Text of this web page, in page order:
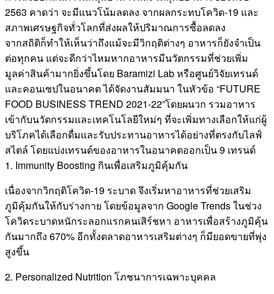
2563 คาดว่า จะมีแนวโน้มลดลง จากผลกระทบโควิด-19 และ
สภาพเศรษฐกิจทั่วโลกที่ส่งผลให้ปริมาณการซื้อลดลง
จากสถิติก็ทำให้เห็นว่าถึงแม้จะมีวิกฤติต่างๆ อาหารก็ยังจำเป็น
ต่อทุกคน แต่จะดีกว่าไหมหากอาหารมีนวัตกรรมที่ช่วยเพิ่ม
มูลค่าสินค้ามากยิ่งขึ้นโดย Baramizi Lab หรือศูนย์วิจัยเทรนด์
และคอนเซปในอนาคต ได้จัดงานสัมมนา ในหัวข้อ “FUTURE
FOOD BUSINESS TREND 2021-22”โดยผนวก รวมอาหาร
เข้ากับนวัตกรรมและเทคโนโลยีใหม่ๆ ที่จะเพิ่มทางเลือกให้แก่ผู้
บริโภคได้เลือกดื่มและรับประทานอาหารได้อย่างที่ตรงกับไลฟ์
สไตล์ โดยแบ่งเทรนด์ของอาหารในอนาคตออกเป็น 9 เทรนด์
1. Immunity Boosting กินเพื่อเสริมภูมิคุ้มกัน
เนื่องจากวิกฤติโควิด-19 ระบาด จึงเริ่มหาอาหารที่ช่วยเสริม
ภูมิคุ้มกันให้กับร่างกาย โดยข้อมูลจาก Google Trends ในช่วง
โควิดระบาดหนักระลอกแรกคนเสิร์ชหา อาหารเพื่อสร้างภูมิคุ้น
กันมากถึง 670% อีกทั้งตลาดอาหารเสริมต่างๆ ก็มียอดขายที่พุ่ง
สูงขึ้น
2. Personalized Nutrition โภชนาการเฉพาะบุคคล